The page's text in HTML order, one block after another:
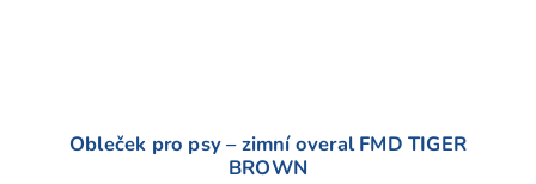
Obleček pro psy – zimní overal FMD TIGER
BROWN